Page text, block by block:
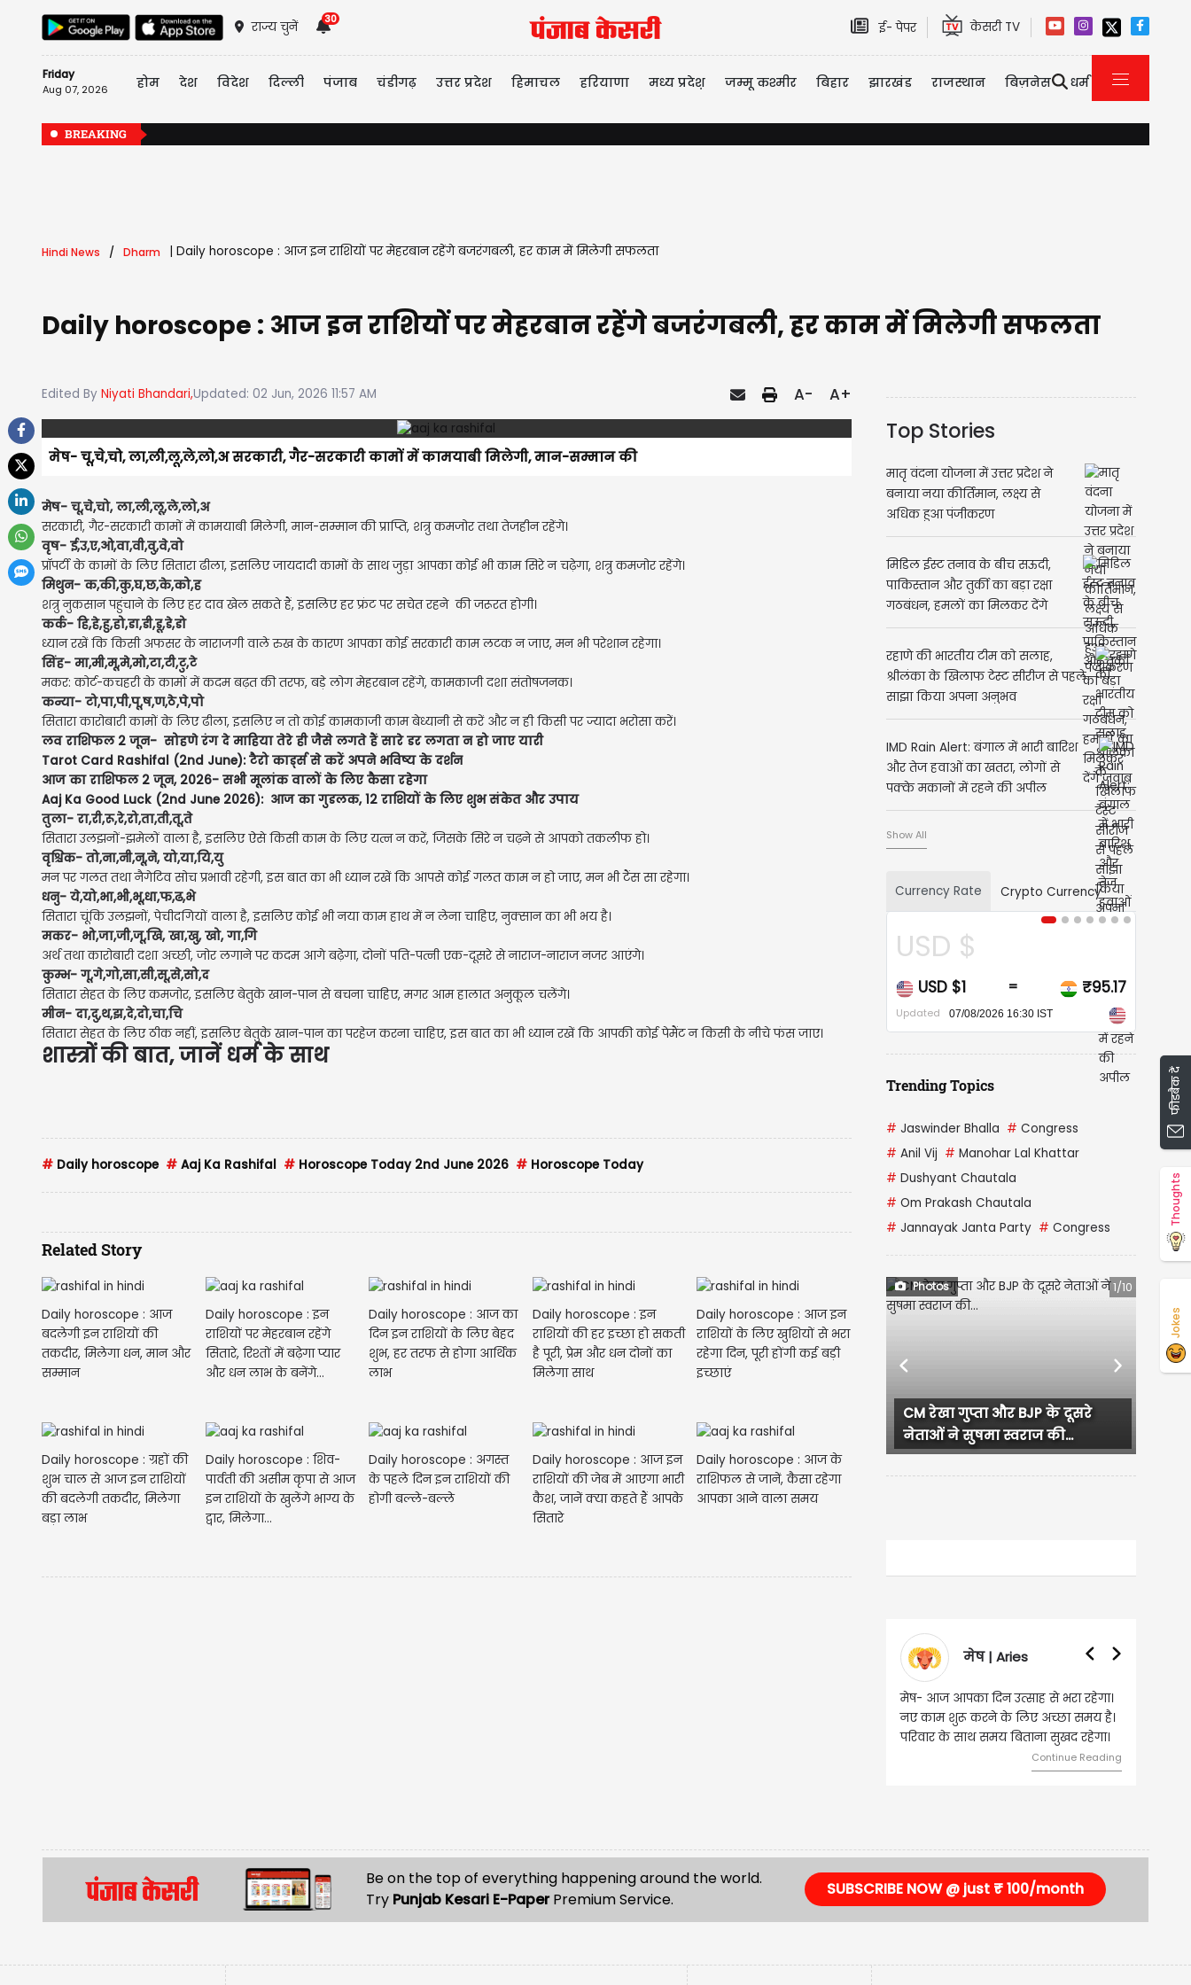
राज्य चुनें
30
ई- पेपर केसरी TV
Friday
Aug 07, 2026 होम देश विदेश दिल्ली पंजाब चंडीगढ़ उत्तर प्रदेश हिमाचल हरियाणा मध्य प्रदेश़ जम्मू कश्मीर बिहार झारखंड राजस्थान बिज़नेस धर्म
BREAKING
Hindi News Dharm Daily horoscope : आज इन राशियों पर मेहरबान रहेंगे बजरंगबली, हर काम में मिलेगी सफलता
Daily horoscope : आज इन राशियों पर मेहरबान रहेंगे बजरंगबली, हर काम में मिलेगी सफलता
Edited By Niyati Bhandari,Updated: 02 Jun, 2026 11:57 AM A- A+
मेष- चू,चे,चो, ला,ली,लू,ले,लो,अ सरकारी, गैर-सरकारी कामों में कामयाबी मिलेगी, मान-सम्मान की
मेष- चू,चे,चो, ला,ली,लू,ले,लो,अ
सरकारी, गैर-सरकारी कामों में कामयाबी मिलेगी, मान-सम्मान की प्राप्ति, शत्रु कमजोर तथा तेजहीन रहेंगे।
वृष- ई,उ,ए,ओ,वा,वी,वु,वे,वो
प्रॉपर्टी के कामों के लिए सितारा ढीला, इसलिए जायदादी कामों के साथ जुड़ा आपका कोई भी काम सिरे न चढ़ेगा, शत्रु कमजोर रहेंगे।
मिथुन- क,की,कु,घ,छ,के,को,ह
शत्रु नुकसान पहुंचाने के लिए हर दाव खेल सकते हैं, इसलिए हर फ्रंट पर सचेत रहने की जरूरत होगी।
कर्क- हि,हे,हु,हो,डा,डी,डू,डे,डो
ध्यान रखें कि किसी अफसर के नाराजगी वाले रुख के कारण आपका कोई सरकारी काम लटक न जाए, मन भी परेशान रहेगा।
सिंह- मा,मी,मू,मे,मो,टा,टी,टु,टे
मकर: कोर्ट-कचहरी के कामों में कदम बढ़त की तरफ, बड़े लोग मेहरबान रहेंगे, कामकाजी दशा संतोषजनक।
कन्या- टो,पा,पी,पू,ष,ण,ठे,पे,पो
सितारा कारोबारी कामों के लिए ढीला, इसलिए न तो कोई कामकाजी काम बेध्यानी से करें और न ही किसी पर ज्यादा भरोसा करें।
लव राशिफल 2 जून- सोहणे रंग दे माहिया तेरे ही जैसे लगते हैं सारे डर लगता न हो जाए यारी
Tarot Card Rashifal (2nd June): टैरो कार्ड्स से करें अपने भविष्य के दर्शन
आज का राशिफल 2 जून, 2026- सभी मूलांक वालों के लिए कैसा रहेगा
Aaj Ka Good Luck (2nd June 2026): आज का गुडलक, 12 राशियों के लिए शुभ संकेत और उपाय
तुला- रा,री,रू,रे,रो,ता,ती,तू,ते
सितारा उलझनों-झमेलों वाला है, इसलिए ऐसे किसी काम के लिए यत्न न करें, जिसके सिरे न चढ़ने से आपको तकलीफ हो।
वृश्चिक- तो,ना,नी,नू,ने, यो,या,यि,यु
मन पर गलत तथा नैगेटिव सोच प्रभावी रहेगी, इस बात का भी ध्यान रखें कि आपसे कोई गलत काम न हो जाए, मन भी टैंस सा रहेगा।
धनु- ये,यो,भा,भी,भू,धा,फ,ढ,भे
सितारा चूंकि उलझनों, पेचीदगियों वाला है, इसलिए कोई भी नया काम हाथ में न लेना चाहिए, नुक्सान का भी भय है।
मकर- भो,जा,जी,जू,खि, खा,खु, खो, गा,गि
अर्थ तथा कारोबारी दशा अच्छी, जोर लगाने पर कदम आगे बढ़ेगा, दोनों पति-पत्नी एक-दूसरे से नाराज-नाराज नजर आएंगे।
कुम्भ- गू,गे,गो,सा,सी,सू,से,सो,द
सितारा सेहत के लिए कमजोर, इसलिए बेतुके खान-पान से बचना चाहिए, मगर आम हालात अनुकूल चलेंगे।
मीन- दा,दु,थ,झ,दे,दो,चा,चि
सितारा सेहत के लिए ठीक नहीं, इसलिए बेतुके खान-पान का परहेज करना चाहिए, इस बात का भी ध्यान रखें कि आपकी कोई पेमैंट न किसी के नीचे फंस जाए।
शास्त्रों की बात, जानें धर्म के साथ
# Daily horoscope # Aaj Ka Rashifal # Horoscope Today 2nd June 2026 # Horoscope Today
Related Story
Daily horoscope : आज
बदलेगी इन राशियों की
तकदीर, मिलेगा धन, मान और
सम्मान
Daily horoscope : इन
राशियों पर मेहरबान रहेंगे
सितारे, रिश्तों में बढ़ेगा प्यार
और धन लाभ के बनेंगे...
Daily horoscope : आज का
दिन इन राशियों के लिए बेहद
शुभ, हर तरफ से होगा आर्थिक
लाभ
Daily horoscope : इन
राशियों की हर इच्छा हो सकती
है पूरी, प्रेम और धन दोनों का
मिलेगा साथ
Daily horoscope : आज इन
राशियों के लिए खुशियों से भरा
रहेगा दिन, पूरी होंगी कई बड़ी
इच्छाएं
Daily horoscope : ग्रहों की
शुभ चाल से आज इन राशियों
की बदलेगी तकदीर, मिलेगा
बड़ा लाभ
Daily horoscope : शिव-
पार्वती की असीम कृपा से आज
इन राशियों के खुलेंगे भाग्य के
द्वार, मिलेगा...
Daily horoscope : अगस्त
के पहले दिन इन राशियों की
होगी बल्ले-बल्ले
Daily horoscope : आज इन
राशियों की जेब में आएगा भारी
कैश, जानें क्या कहते हैं आपके
सितारे
Daily horoscope : आज के
राशिफल से जानें, कैसा रहेगा
आपका आने वाला समय
Top Stories
मातृ वंदना योजना में उत्तर प्रदेश ने
बनाया नया कीर्तिमान, लक्ष्य से
अधिक हुआ पंजीकरण
मिडिल ईस्ट तनाव के बीच सऊदी,
पाकिस्तान और तुर्की का बड़ा रक्षा
गठबंधन, हमलों का मिलकर देंगे
जवाब
रहाणे की भारतीय टीम को सलाह,
श्रीलंका के खिलाफ टेस्ट सीरीज से पहले
साझा किया अपना अनुभव
IMD Rain Alert: बंगाल में भारी बारिश
और तेज हवाओं का खतरा, लोगों से
पक्के मकानों में रहने की अपील
Show All
Currency Rate Crypto Currency
USD $
USD $1 = ₹95.17
Updated 07/08/2026 16:30 IST
Trending Topics
# Jaswinder Bhalla # Congress
# Anil Vij # Manohar Lal Khattar
# Dushyant Chautala
# Om Prakash Chautala
# Jannayak Janta Party # Congress
Photos 1/10
CM रेखा गुप्ता और BJP के दूसरे
नेताओं ने सुषमा स्वराज की...
Previous Next
मेष | Aries
मेष- आज आपका दिन उत्साह से भरा रहेगा।
नए काम शुरू करने के लिए अच्छा समय है।
परिवार के साथ समय बिताना सुखद रहेगा।
Continue Reading
Be on the top of everything happening around the world.
Try Punjab Kesari E-PaperPremium Service.
SUBSCRIBE NOW @ just ₹ 100/month
फीडबैक दें
Thoughts
Jokes